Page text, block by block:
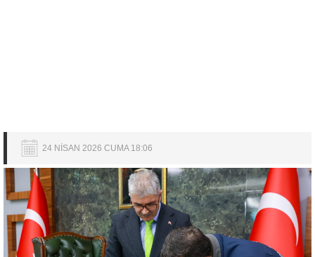
24 NİSAN 2026 CUMA 18:06